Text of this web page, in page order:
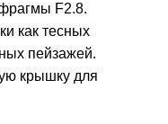
F2.8.
как тесных
пейзажей.
крышку для